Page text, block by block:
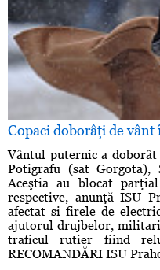
Copaci doborâţi de vânt
Vântul puternic a
Potigrafu (sat
Aceştia au blocat
respective, anunţă ISU
afectat si firele de
ajutorul drujbelor,
traficul rutier fiind
RECOMANDĂRI ISU